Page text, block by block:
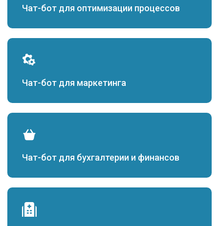
Чат-бот для оптимизации процессов
Чат-бот для маркетинга
Чат-бот для бухгалтерии и финансов